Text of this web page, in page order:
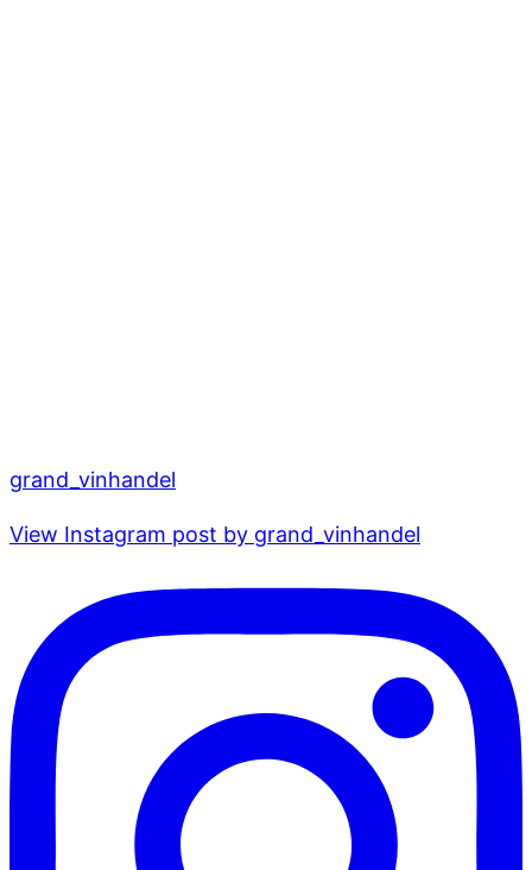
grand_vinhandel
View Instagram post by grand_vinhandel